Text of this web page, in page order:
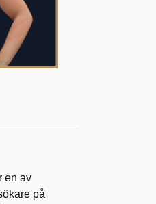
en av
på